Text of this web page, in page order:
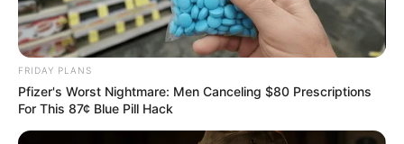
FRIDAY PLANS
Pfizer's Worst Nightmare: Men Canceling $80 Prescriptions
For This 87¢ Blue Pill Hack